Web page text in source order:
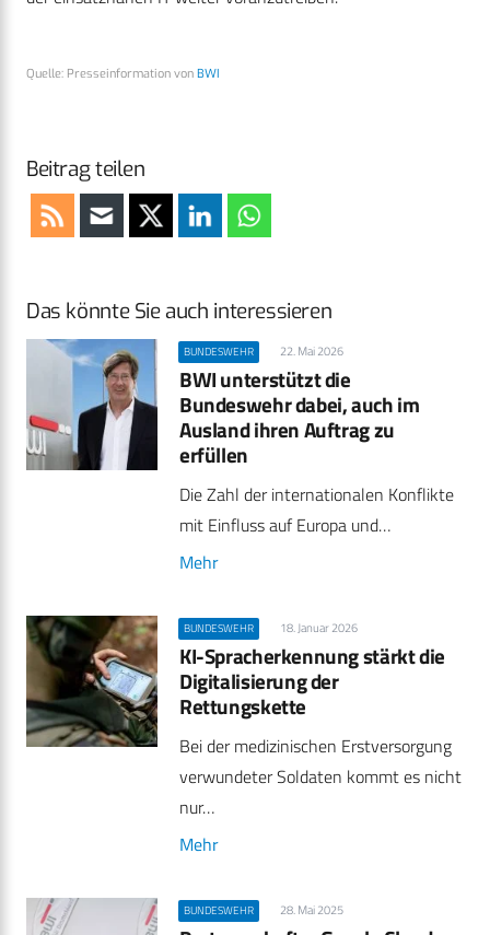
Quelle: Presseinformation von BWI
Beitrag teilen
Das könnte Sie auch interessieren
BUNDESWEHR 22. Mai 2026
BWI unterstützt die
Bundeswehr dabei, auch im
Ausland ihren Auftrag zu
erfüllen
Die Zahl der internationalen Konflikte
mit Einfluss auf Europa und…
Mehr
BUNDESWEHR 18. Januar 2026
KI-Spracherkennung stärkt die
Digitalisierung der
Rettungskette
Bei der medizinischen Erstversorgung
verwundeter Soldaten kommt es nicht
nur…
Mehr
BUNDESWEHR 28. Mai 2025